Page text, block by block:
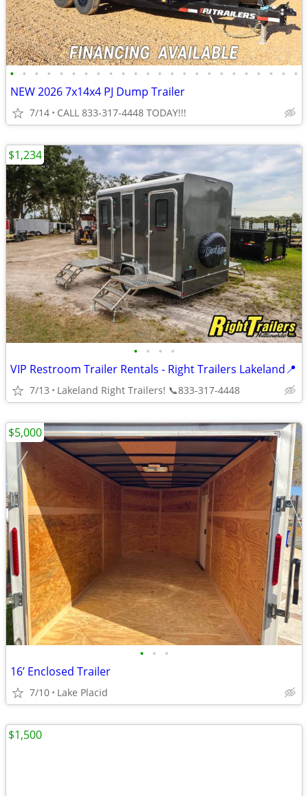
• • • • • • • • • • • • • • • • • • • • • • • •
NEW 2026 7x14x4 PJ Dump Trailer
7/14 CALL 833-317-4448 TODAY!!!
• • • •
VIP Restroom Trailer Rentals - Right Trailers Lakeland📍
7/13 Lakeland Right Trailers! 📞833-317-4448
$1,234
• • •
16’ Enclosed Trailer
7/10 Lake Placid
$5,000
$1,500